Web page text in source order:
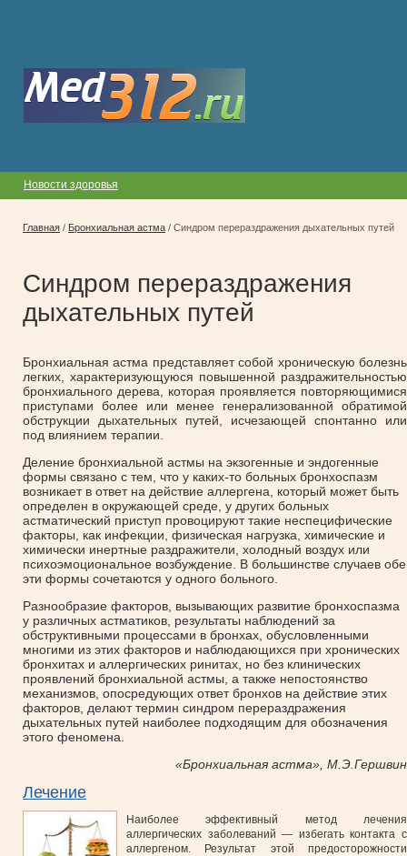
Новости здоровья
Главная / Бронхиальная астма / Синдром перераздражения дыхательных путей
Синдром перераздражения
дыхательных путей
Бронхиальная астма представляет собой хроническую болезнь
легких, характеризующуюся повышенной раздражительностью
бронхиального дерева, которая проявляется повторяющимися
приступами более или менее генерализованной обратимой
обструкции дыхательных путей, исчезающей спонтанно или
под влиянием терапии.
Деление бронхиальной астмы на экзогенные и эндогенные
формы связано с тем, что у каких-то больных бронхоспазм
возникает в ответ на действие аллергена, который может быть
определен в окружающей среде, у других больных
астматический приступ провоцируют такие неспецифические
факторы, как инфекции, физическая нагрузка, химические и
химически инертные раздражители, холодный воздух или
психоэмоциональное возбуждение. В большинстве случаев обе
эти формы сочетаются у одного больного.
Разнообразие факторов, вызывающих развитие бронхоспазма
у различных астматиков, результаты наблюдений за
обструктивными процессами в бронхах, обусловленными
многими из этих факторов и наблюдающихся при хронических
бронхитах и аллергических ринитах, но без клинических
проявлений бронхиальной астмы, а также непостоянство
механизмов, опосредующих ответ бронхов на действие этих
факторов, делают термин синдром перераздражения
дыхательных путей наиболее подходящим для обозначения
этого феномена.
«Бронхиальная астма», М.Э.Гершвин
Лечение
Наиболее эффективный метод лечения
аллергических заболеваний — избегать контакта с
аллергеном. Результат этой предосторожности